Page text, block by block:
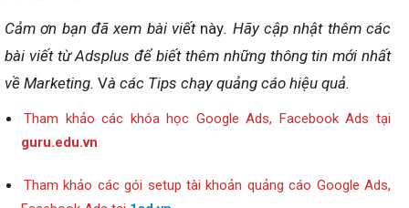
Cảm ơn bạn đã xem bài viết này. Hãy cập nhật thêm các
bài viết từ Adsplus để biết thêm những thông tin mới nhất
về Marketing. Và các Tips chạy quảng cáo hiệu quả.
Tham khảo các khóa học Google Ads, Facebook Ads tại
guru.edu.vn
Tham khảo các gói setup tài khoản quảng cáo Google Ads,